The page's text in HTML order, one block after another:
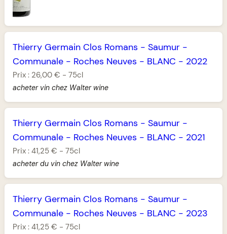
Thierry Germain Clos Romans - Saumur -
Communale - Roches Neuves - BLANC - 2022
Prix : 26,00 € - 75cl
acheter vin chez Walter wine
Thierry Germain Clos Romans - Saumur -
Communale - Roches Neuves - BLANC - 2021
Prix : 41,25 € - 75cl
acheter du vin chez Walter wine
Thierry Germain Clos Romans - Saumur -
Communale - Roches Neuves - BLANC - 2023
Prix : 41,25 € - 75cl